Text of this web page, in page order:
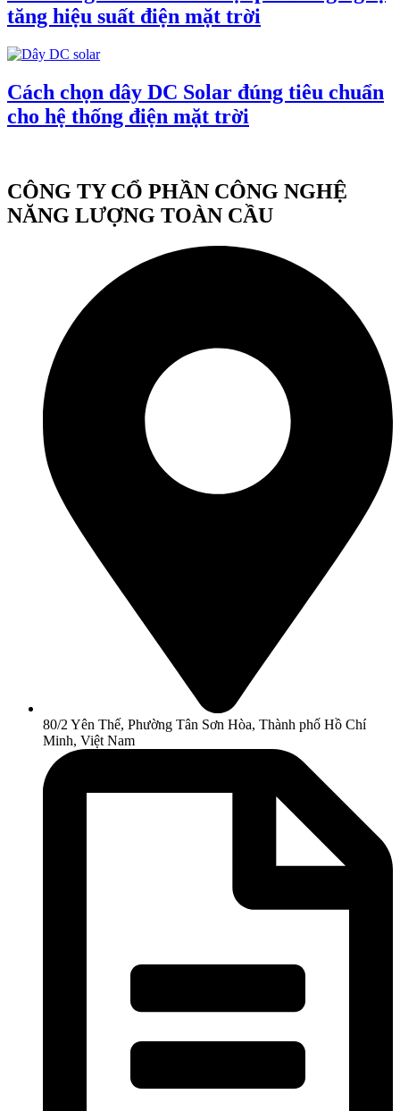
tăng hiệu suất điện mặt trời
Cách chọn dây DC Solar đúng tiêu chuẩn
cho hệ thống điện mặt trời
CÔNG TY CỔ PHẦN CÔNG NGHỆ
NĂNG LƯỢNG TOÀN CẦU
80/2 Yên Thế, Phường Tân Sơn Hòa, Thành phố Hồ Chí
Minh, Việt Nam